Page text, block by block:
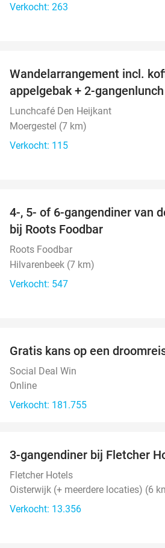
Verkocht: 263
Wandelarrangement incl.
appelgebak + 2-gangenlunch
Lunchcafé Den Heijkant
Moergestel (7 km)
Verkocht: 115
4-, 5- of 6-gangendiner van
bij Roots Foodbar
Roots Foodbar
Hilvarenbeek (7 km)
Verkocht: 547
Gratis kans op een
Social Deal Win
Online
Verkocht: 181.755
3-gangendiner bij Fletcher
Fletcher Hotels
Oisterwijk (+ meerdere locaties) (6
Verkocht: 13.356